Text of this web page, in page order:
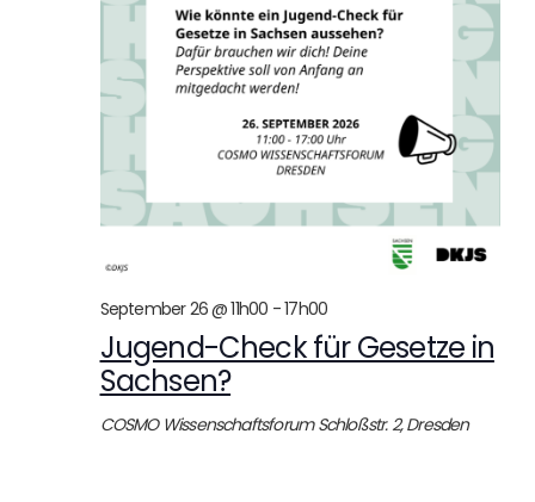
Jugend-Check für Gesetze in
Sachsen?
September 26 @ 11h00 -17h00
COSMO WissenschaftsforumSchloßstr. 2, Dresden